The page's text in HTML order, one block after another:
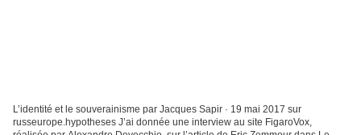
L’identité et le souverainisme par Jacques Sapir · 19 mai 2017 sur
russeurope.hypotheses J’ai donnée une interview au site FigaroVox,